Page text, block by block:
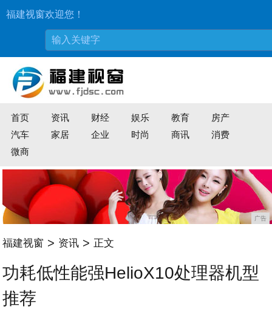
福建视窗欢迎您！
首页 资讯 财经 娱乐 教育
房产
汽车
家居 企业 时尚 商讯
消费
微商
广告
福建视窗 > 资讯 > 正文
功耗低性能强HelioX10处理器机型
推荐